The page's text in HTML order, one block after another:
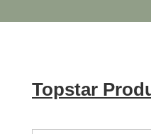
Topstar